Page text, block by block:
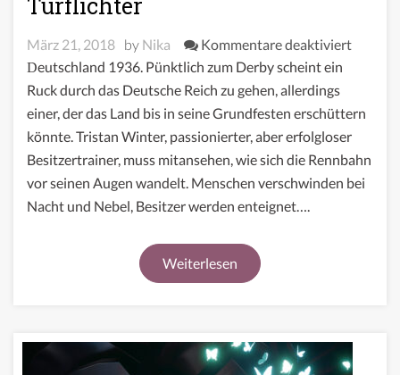
Turflichter
März 21, 2018 by Nika Kommentare deaktiviertfür
Deutschland 1936. Pünktlich zum Derby scheint ein
Ruck durch das Deutsche Reich zu gehen, allerdings
einer, der das Land bis in seine Grundfesten erschüttern
könnte. Tristan Winter, passionierter, aber erfolgloser
Besitzertrainer, muss mitansehen, wie sich die Rennbahn
vor seinen Augen wandelt. Menschen verschwinden bei
Nacht und Nebel, Besitzer werden enteignet….
Weiterlesen